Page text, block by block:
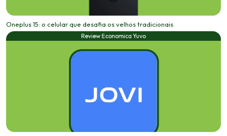
Oneplus 15: o celular que desafia os velhos tradicionais